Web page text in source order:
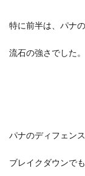
特に前半は、パナ
流石の強さでした。
パナのディフェン
ブレイクダウンで